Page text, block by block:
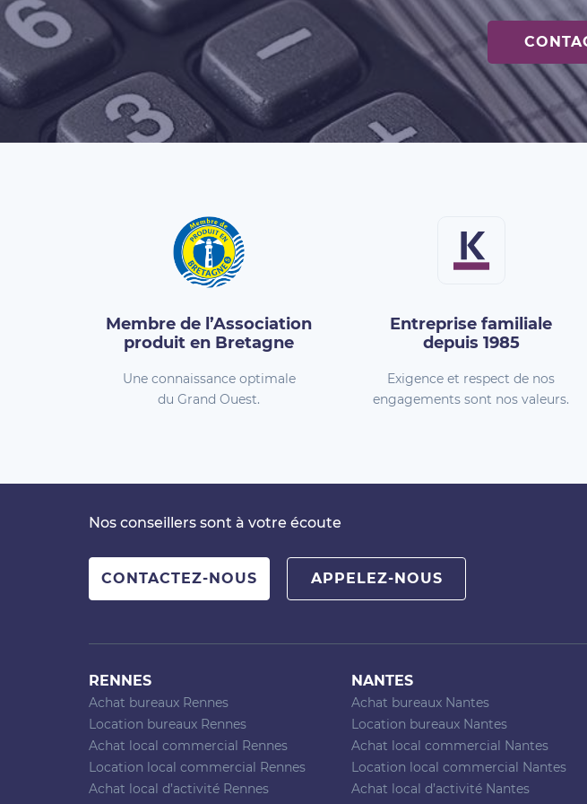
Membre de l’Association
produit en Bretagne
Une connaissance optimale
du Grand Ouest.
Entreprise familiale
depuis 1985
Exigence et respect de nos
engagements sont nos valeurs.
Nos conseillers sont à votre écoute
CONTACTEZ-NOUS APPELEZ-NOUS
RENNES
Achat bureaux Rennes
Location bureaux Rennes
Achat local commercial Rennes
Location local commercial Rennes
Achat local d’activité Rennes
NANTES
Achat bureaux Nantes
Location bureaux Nantes
Achat local commercial Nantes
Location local commercial Nantes
Achat local d’activité Nantes